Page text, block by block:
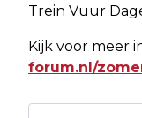
Trein Vuur
Kijk voor meer
forum.nl/